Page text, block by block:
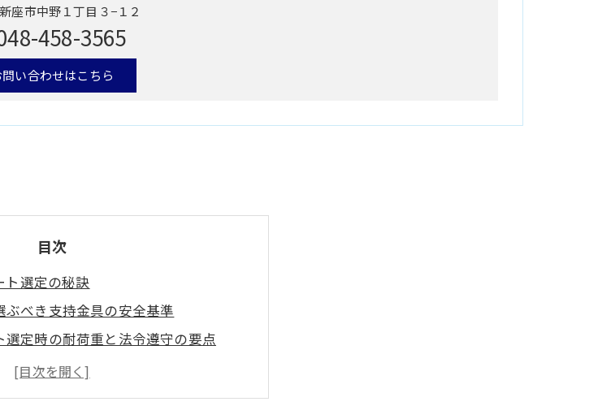
座市中野１丁目３−１２
458-3565
問い合わせはこちら
目次
ト選定の秘訣
ぶべき支持金具の安全基準
選定時の耐荷重と法令遵守の要点
の基本と現場での失敗回避策
種類別メリットと選定ポイント